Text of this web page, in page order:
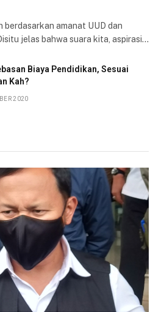
berdasarkan amanat UUD dan
jelas bahwa suara kita, aspirasi…
Biaya Pendidikan, Sesuai
Kah?
2020